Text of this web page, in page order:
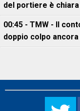
del portiere è chiara
00:45 - TMW - Il
doppio colpo